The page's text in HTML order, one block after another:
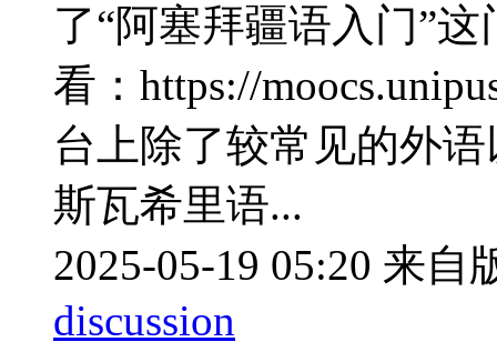
了“阿塞拜疆语入门”
看：https://
台上除了较常见的外
斯瓦希里语...
2025-05-19 05:20 来自
discussion